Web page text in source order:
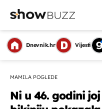
Dnevnik.hr Vijesti
MAMILA POGLEDE
Ni u 46. godini